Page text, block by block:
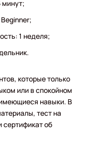
минут;
1 неделя;
которые только
или в спокойном
навыки. В
тест на
сертификат об